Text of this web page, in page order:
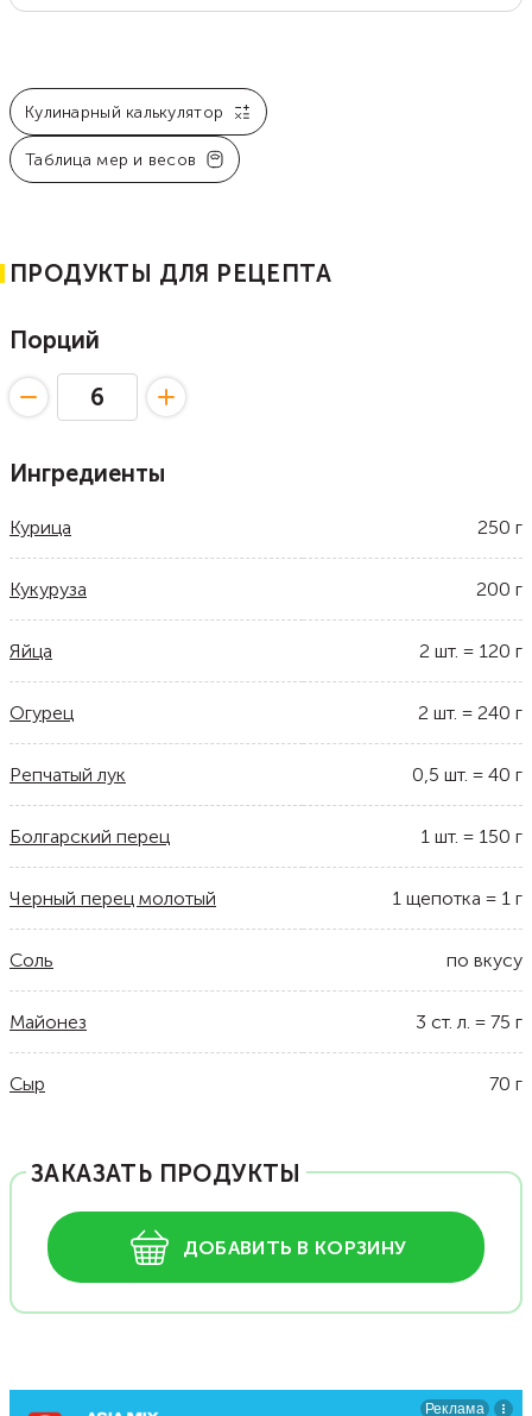
Кулинарный калькулятор
Таблица мер и весов
ПРОДУКТЫ ДЛЯ РЕЦЕПТА
Порций
Ингредиенты
Курица 250 г
Кукуруза 200 г
Яйца 2 шт. = 120 г
Огурец 2 шт. = 240 г
Репчатый лук 0,5 шт. = 40 г
Болгарский перец 1 шт. = 150 г
Черный перец молотый 1 щепотка = 1 г
Соль по вкусу
Майонез 3 ст. л. = 75 г
Сыр 70 г
ЗАКАЗАТЬ ПРОДУКТЫ
ДОБАВИТЬ В КОРЗИНУ